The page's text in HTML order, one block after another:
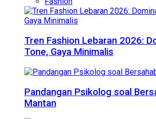
Tren Fashion Lebaran 2026:
Tone, Gaya Minimalis
Pandangan Psikolog soal
Mantan